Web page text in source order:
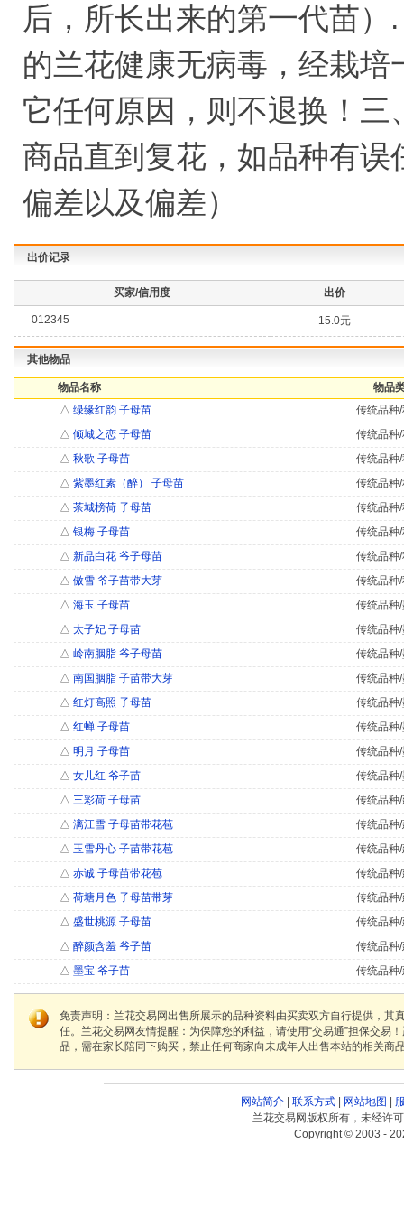
后，所长出来的第一代苗
的兰花健康无病毒，经栽
它任何原因，则不退换！
商品直到复花，如品种有
偏差以及偏差）
出价记录
买家/信用度 出价
012345 15.0元
其他物品
物品名称
物品
△ 绿缘红韵 子母苗
传统品种
△ 倾城之恋 子母苗
传统品种
△ 秋歌 子母苗
传统品种
△ 紫墨红素（醉） 子母苗
传统品种
△ 茶城榜荷 子母苗
传统品种
△ 银梅 子母苗
传统品种
△ 新品白花 爷子母苗
传统品种
△ 傲雪 爷子苗带大芽
传统品种
△ 海玉 子母苗
传统品种
△ 太子妃 子母苗
传统品种
△ 岭南胭脂 爷子母苗
传统品种
△ 南国胭脂 子苗带大芽
传统品种
△ 红灯高照 子母苗
传统品种
△ 红蝉 子母苗
传统品种
△ 明月 子母苗
传统品种
△ 女儿红 爷子苗
传统品种
△ 三彩荷 子母苗
传统品种
△ 漓江雪 子母苗带花苞
传统品种
△ 玉雪丹心 子苗带花苞
传统品种
△ 赤诚 子母苗带花苞
传统品种
△ 荷塘月色 子母苗带芽
传统品种
△ 盛世桃源 子母苗
传统品种
△ 醉颜含羞 爷子苗
传统品种
△ 墨宝 爷子苗 传统品种
免责声明：兰花交易网出售所展示的品种资料由买卖双方自行提供，
任。兰花交易网友情提醒：为保障您的利益，请使用“交易通”担保交
品，需在家长陪同下购买，禁止任何商家向未成年人出售本站的相关商
网站简介| 联系方式| 网站地图
兰花交易网版权所有，未经许
Copyright © 2003 -